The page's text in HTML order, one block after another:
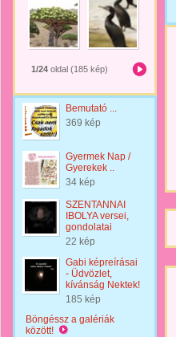
1/24 oldal (185 kép)
Bemutató ...
369 kép
Gyermek Nap /
Gyerekek ..
34 kép
SZENTANNAI
IBOLYA versei,
gondolatai
22 kép
Gabi képreírásai
- Üdvözlet,
kívánság Nektek!
185 kép
Böngéssz a galériák
között!